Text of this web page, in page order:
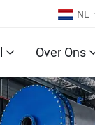
NL
Over Ons